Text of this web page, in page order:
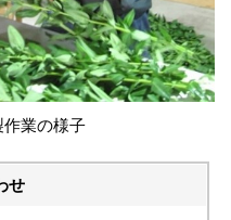
作業の様子
せ